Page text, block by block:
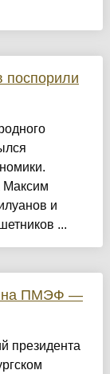
поспорили
Максим
и
...
на ПМЭФ —
президента